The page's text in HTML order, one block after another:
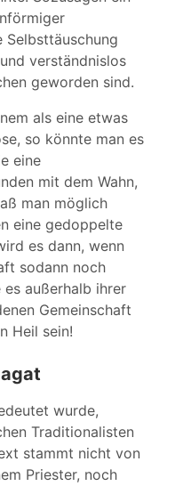
Selbsttäuschung
verständnislos
geworden sind.
als eine etwas
so könnte man es
eine
mit dem Wahn,
man möglich
eine gedoppelte
es dann, wenn
sodann noch
außerhalb ihrer
Gemeinschaft
Heil sein!
wurde,
Traditionalisten
stammt nicht von
Priester, noch